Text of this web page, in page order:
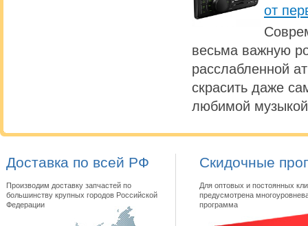
от
весьма важную
расслабленной
скрасить даже
любимой
Доставка по всей РФ
Производим доставку запчастей по
большинству крупных городов Российской
Федерации
Скидочные
Для оптовых и постоянных
предусмотрена
программа